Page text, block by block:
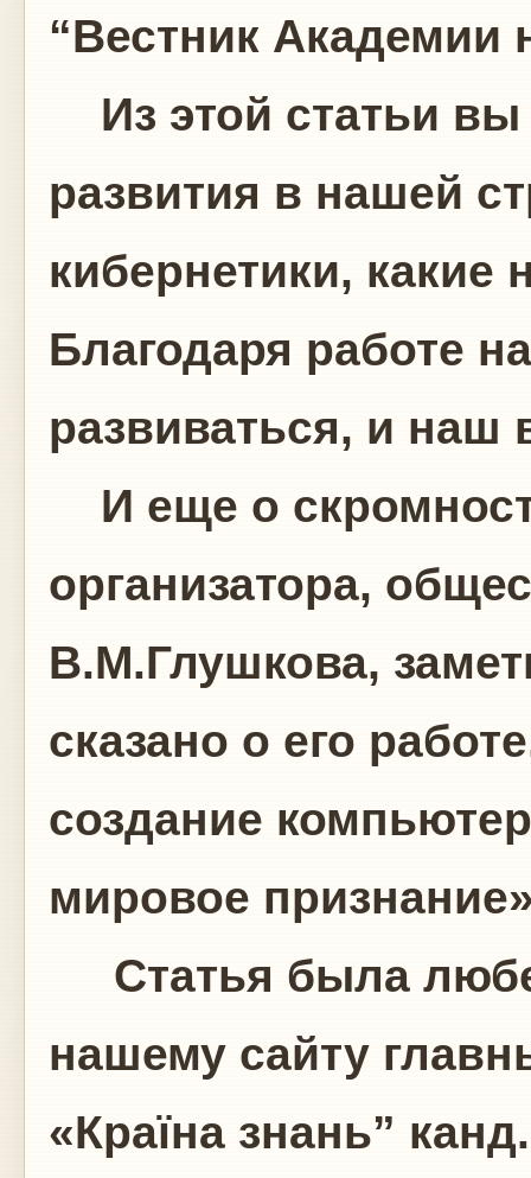
“Вестник Академии
Из этой статьи вы
развития в нашей
кибернетики,
Благодаря работе
развиваться, и наш
И еще о
организатора,
В.М.Глушкова,
сказано о его
создание
мировое
Статья была
нашему сайту
«Країна знань”